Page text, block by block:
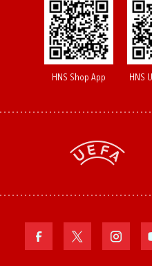
HNS Shop App HNS